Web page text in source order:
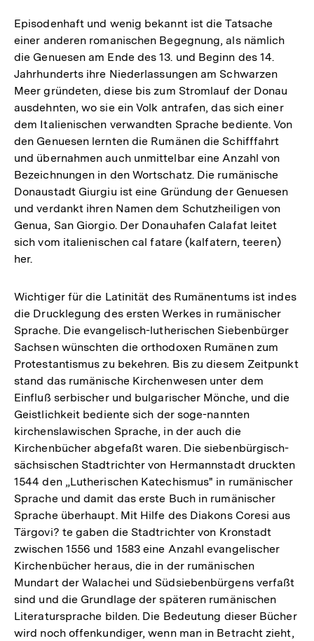
Episodenhaft und wenig bekannt ist die Tatsache
einer anderen romanischen Begegnung, als nämlich
die Genuesen am Ende des 13. und Beginn des 14.
Jahrhunderts ihre Niederlassungen am Schwarzen
Meer gründeten, diese bis zum Stromlauf der Donau
ausdehnten, wo sie ein Volk antrafen, das sich einer
dem Italienischen verwandten Sprache bediente. Von
den Genuesen lernten die Rumänen die Schifffahrt
und übernahmen auch unmittelbar eine Anzahl von
Bezeichnungen in den Wortschatz. Die rumänische
Donaustadt Giurgiu ist eine Gründung der Genuesen
und verdankt ihren Namen dem Schutzheiligen von
Genua, San Giorgio. Der Donauhafen Calafat leitet
sich vom italienischen cal fatare (kalfatern, teeren)
her.
Wichtiger für die Latinität des Rumänentums ist indes
die Drucklegung des ersten Werkes in rumänischer
Sprache. Die evangelisch-lutherischen Siebenbürger
Sachsen wünschten die orthodoxen Rumänen zum
Protestantismus zu bekehren. Bis zu diesem Zeitpunkt
stand das rumänische Kirchenwesen unter dem
Einfluß serbischer und bulgarischer Mönche, und die
Geistlichkeit bediente sich der soge-nannten
kirchenslawischen Sprache, in der auch die
Kirchenbücher abgefaßt waren. Die siebenbürgisch-
sächsischen Stadtrichter von Hermannstadt druckten
1544 den „Lutherischen Katechismus" in rumänischer
Sprache und damit das erste Buch in rumänischer
Sprache überhaupt. Mit Hilfe des Diakons Coresi aus
Tärgovi? te gaben die Stadtrichter von Kronstadt
zwischen 1556 und 1583 eine Anzahl evangelischer
Kirchenbücher heraus, die in der rumänischen
Mundart der Walachei und Südsiebenbürgens verfaßt
sind und die Grundlage der späteren rumänischen
Literatursprache bilden. Die Bedeutung dieser Bücher
wird noch offenkundiger, wenn man in Betracht zieht,